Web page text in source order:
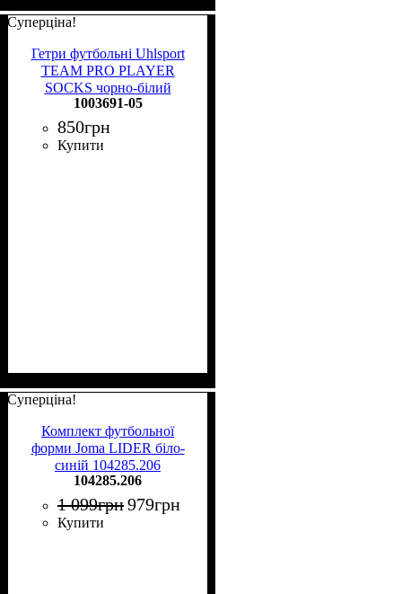
Суперціна!
Гетри футбольні Uhlsport
TEAM PRO PLAYER
SOCKS чорно-білий
1003691 05
1003691-05
850грн
Купити
Суперціна!
Комплект футбольної
форми Joma LIDER біло-
синій 104285.206
104285.206
1 099грн979грн
Купити